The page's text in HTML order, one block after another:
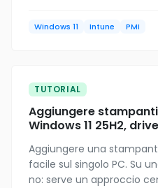
Windows 11 Intune PMI
TUTORIAL
Aggiungere
Windows 11 25H2,
Aggiungere una
facile sul singolo PC. Su
no: serve un approccio